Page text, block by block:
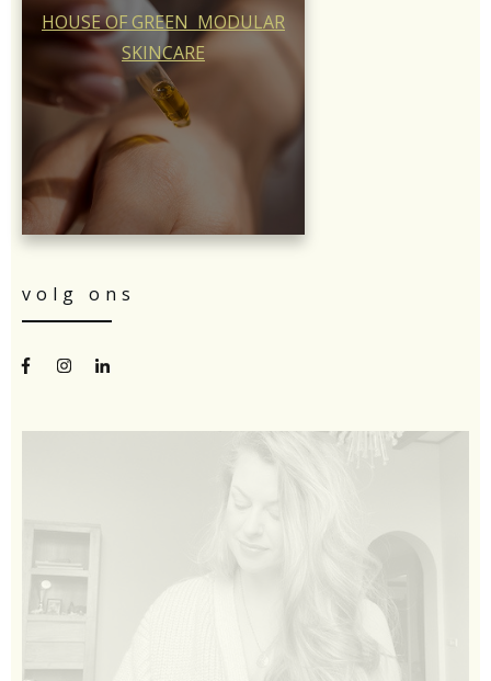
HOUSE OF GREEN MODULAR
SKINCARE
volg ons